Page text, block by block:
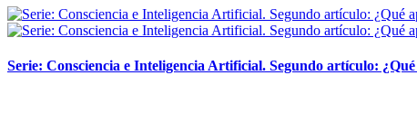
Serie: Consciencia e Inteligencia Artificial. Segundo artículo: